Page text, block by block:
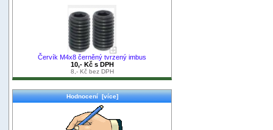
Červík M4x8 černěný tvrzený imbus
10,- Kč s DPH
8,- Kč bez DPH
Hodnocení [více]